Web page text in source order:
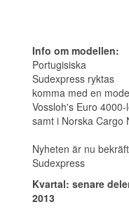
Info om modellen:
Portugisiska
Sudexpress ryktas
komma med en
Vossloh's Euro
samt i Norska Cargo
Nyheten är nu
Sudexpress
Kvartal: senare
2013